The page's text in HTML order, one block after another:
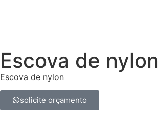
Escova de nylon
Escova de nylon
solicite orçamento